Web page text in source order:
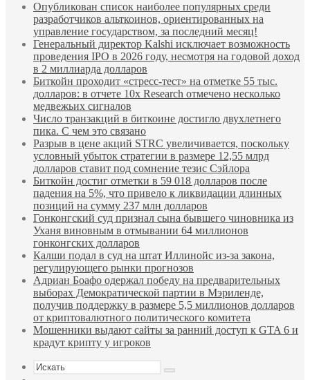
Опубликован список наиболее популярных среди
разработчиков альткоинов, ориентированных на
управление государством, за последний месяц!
Генеральный директор Kalshi исключает возможность
проведения IPO в 2026 году, несмотря на годовой доход
в 2 миллиарда долларов
Биткойн проходит «стресс-тест» на отметке 55 тыс.
долларов: в отчете 10x Research отмечено несколько
медвежьих сигналов
Число транзакций в биткоине достигло двухлетнего
пика. С чем это связано
Разрыв в цене акций STRC увеличивается, поскольку
условный убыток стратегии в размере 12,55 млрд
долларов ставит под сомнение тезис Сэйлора
Биткойн достиг отметки в 59 018 долларов после
падения на 5%, что привело к ликвидации длинных
позиций на сумму 237 млн долларов
Гонконгский суд признал сына бывшего чиновника из
Уханя виновным в отмывании 64 миллионов
гонконгских долларов
Калши подал в суд на штат Иллинойс из-за закона,
регулирующего рынки прогнозов
Адриан Боафо одержал победу на предварительных
выборах Демократической партии в Мэриленде,
получив поддержку в размере 5,5 миллионов долларов
от криптовалютного политического комитета
Мошенники выдают сайты за ранний доступ к GTA 6 и
крадут крипту у игроков
Искать